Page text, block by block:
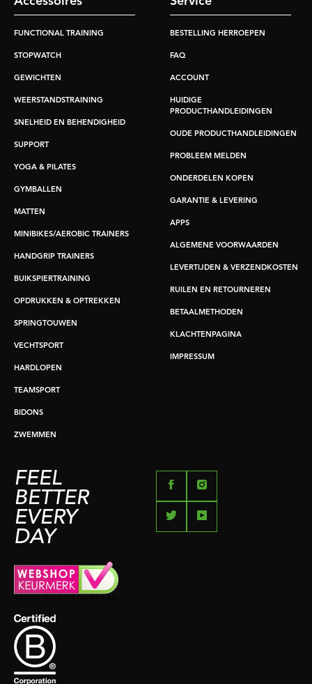
FUNCTIONAL TRAINING
STOPWATCH
GEWICHTEN
WEERSTANDSTRAINING
SNELHEID EN BEHENDIGHEID
SUPPORT
YOGA & PILATES
GYMBALLEN
MATTEN
MINIBIKES/AEROBIC TRAINERS
HANDGRIP TRAINERS
BUIKSPIERTRAINING
OPDRUKKEN & OPTREKKEN
SPRINGTOUWEN
VECHTSPORT
HARDLOPEN
TEAMSPORT
BIDONS
ZWEMMEN
BESTELLING HERROEPEN
FAQ
ACCOUNT
HUIDIGE
PRODUCTHANDLEIDINGEN
OUDE PRODUCTHANDLEIDINGEN
PROBLEEM MELDEN
ONDERDELEN KOPEN
GARANTIE & LEVERING
APPS
ALGEMENE VOORWAARDEN
LEVERTIJDEN & VERZENDKOSTEN
RUILEN EN RETOURNEREN
BETAALMETHODEN
KLACHTENPAGINA
IMPRESSUM
FEEL
BETTER
EVERY
DAY